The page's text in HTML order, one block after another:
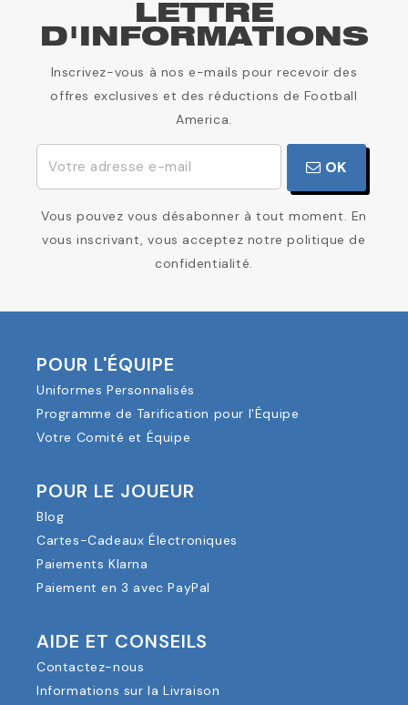
LETTRE
D'INFORMATIONS
Inscrivez-vous à nos e-mails pour recevoir des
offres exclusives et des réductions de Football
America.
OK
Vous pouvez vous désabonner à tout moment. En
vous inscrivant, vous acceptez notre politique de
confidentialité.
POUR L'ÉQUIPE
Uniformes Personnalisés
Programme de Tarification pour l'Équipe
Votre Comité et Équipe
POUR LE JOUEUR
Blog
Cartes-Cadeaux Électroniques
Paiements Klarna
Paiement en 3 avec PayPal
AIDE ET CONSEILS
Contactez-nous
Informations sur la Livraison